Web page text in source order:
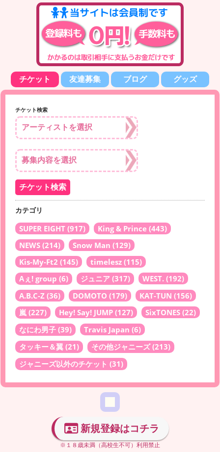
チケット 友達募集 ブログ グッズ
チケット検索
カテゴリ
SUPER EIGHT (917) King & Prince (443)
NEWS (214) Snow Man (129)
Kis-My-Ft2 (145) timelesz (115)
Aぇ! group (6) ジュニア (317) WEST. (192)
A.B.C-Z (36) DOMOTO (179) KAT-TUN (156)
嵐 (227) Hey! Say! JUMP (127) SixTONES (22)
なにわ男子 (39) Travis Japan (6)
タッキー＆翼 (21) その他ジャニーズ(213)
ジャニーズ以外のチケット (31)
新規登録はコチラ
※１８歳未満（高校生不可）利用禁止